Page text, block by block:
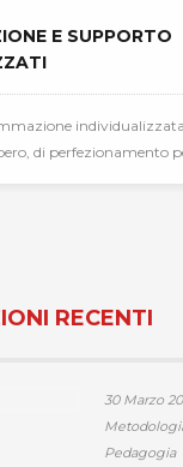
E SUPPORTO
di perfezionamento
RECENTI
30 Marzo
Pedagogia